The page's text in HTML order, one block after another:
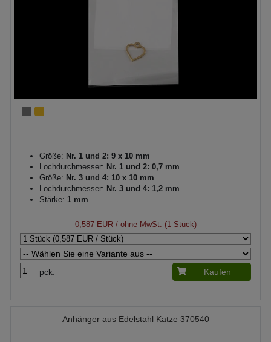
Größe: Nr. 1 und 2: 9 x 10 mm
Lochdurchmesser: Nr. 1 und 2: 0,7 mm
Größe: Nr. 3 und 4: 10 x 10 mm
Lochdurchmesser: Nr. 3 und 4: 1,2 mm
Stärke: 1 mm
0,587 EUR/ ohne MwSt. (1 Stück)
pck. Kaufen
Anhänger aus Edelstahl Katze 370540